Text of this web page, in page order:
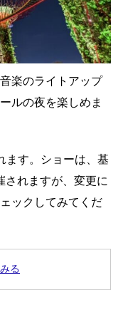
楽のライトアップ
ルの夜を楽しめま
ます。ショーは、基
されますが、変更に
ックしてみてくだ
る